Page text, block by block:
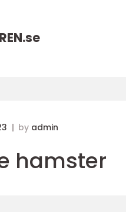
se
by admin
hamster